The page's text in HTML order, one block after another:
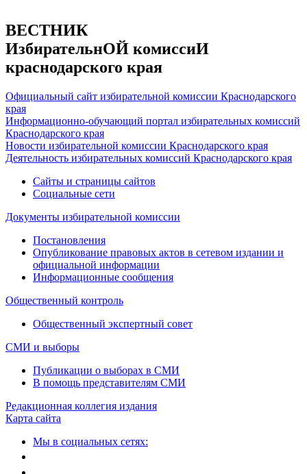
ВЕСТНИК
ИзбирательнОЙ комиссиИ
краснодарского края
Официальный сайт избирательной комиссии Краснодарского
края
Информационно-обучающий портал избирательных комиссий
Краснодарского края
Новости избирательной комиссии Краснодарского края
Деятельность избирательных комиссий Краснодарского края
Сайты и страницы сайтов
Социальные сети
Документы избирательной комиссии
Постановления
Опубликование правовых актов в сетевом издании и
официальной информации
Информационные сообщения
Общественный контроль
Общественный экспертный совет
СМИ и выборы
Публикации о выборах в СМИ
В помощь представителям СМИ
Редакционная коллегия издания
Карта сайта
Мы в социальных сетях: